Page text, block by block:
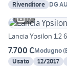
Rivenditore DG
17
Lancia Ypsilon 1.2
7.700 €Modugno(
Usato
12/2017